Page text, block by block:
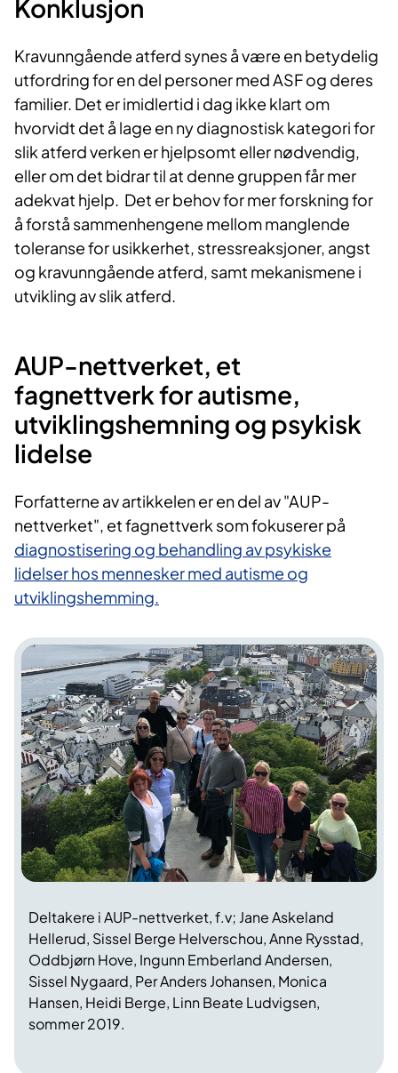
Konklusjon
Kravunngående atferd synes å være en betydelig
utfordring for en del personer med ASF og deres
familier. Det er imidlertid i dag ikke klart om
hvorvidt det å lage en ny diagnostisk kategori for
slik atferd verken er hjelpsomt eller nødvendig,
eller om det bidrar til at denne gruppen får mer
adekvat hjelp. Det er behov for mer forskning for
å forstå sammenhengene mellom manglende
toleranse for usikkerhet, stressreaksjoner, angst
og kravunngående atferd, samt mekanismene i
utvikling av slik atferd. ​
AUP-nettverke​​t, et
fagnettverk for autisme,
utviklingshemning og psykisk
lidelse
Forfatterne av artikkelen er en del av "AUP-
nettverket", et fagnettverk som fokuserer på
diagnostisering og behandling av psykiske
lidelser hos mennesker med autisme og
utviklingshemming.
Deltakere i AUP-nettverket, f.v; Jane Askeland
Hellerud, Sissel Berge Helverschou, Anne Rysstad,
Oddbjørn Hove, Ingunn Emberland Andersen,
Sissel Nygaard, Per Anders Johansen, Monica
Hansen, Heidi Berge, Linn Beate Ludvigsen,
sommer 2019.